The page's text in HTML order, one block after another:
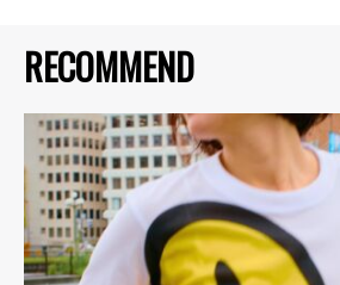
RECOMMEND